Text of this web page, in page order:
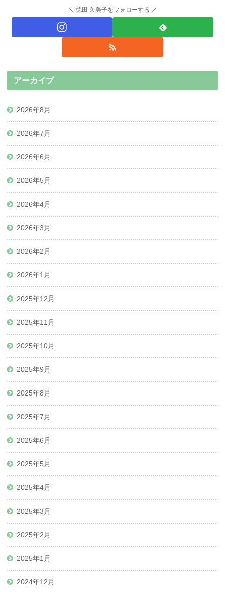
徳田 久美子をフォローする
アーカイブ
2026年8月
2026年7月
2026年6月
2026年5月
2026年4月
2026年3月
2026年2月
2026年1月
2025年12月
2025年11月
2025年10月
2025年9月
2025年8月
2025年7月
2025年6月
2025年5月
2025年4月
2025年3月
2025年2月
2025年1月
2024年12月